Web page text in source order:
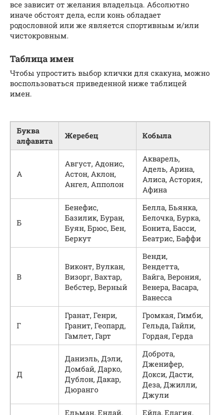
все зависит от желания владельца. Абсолютно
иначе обстоят дела, если конь обладает
родословной или же является спортивным и/или
чистокровным.
Таблица имен
Чтобы упростить выбор клички для скакуна, можно
воспользоваться приведенной ниже таблицей
имен.
Буква
алфавита
Жеребец Кобыла
А
Август, Адонис,
Астон, Аклон,
Ангел, Апполон
Акварель,
Адель, Арина,
Алиса, Астория,
Афина
Б
Бенефис,
Базилик, Буран,
Буян, Брюс, Бен,
Беркут
Белла, Бьянка,
Белочка, Бурка,
Бонита, Басси,
Беатрис, Баффи
В
Виконт, Вулкан,
Визорг, Вахтар,
Вебстер, Верный
Венди,
Вендетта,
Вайга, Верония,
Венера, Васара,
Ванесса
Г
Гранат, Генри,
Гранит, Геопард,
Гамлет, Гарт
Громкая, Гимби,
Гельда, Гайли,
Гордая, Герда
Д
Даниэль, Дэли,
Домбай, Дарко,
Дублон, Дакар,
Дюранго
Доброта,
Дженифер,
Докси, Дасти,
Деза, Джилли,
Джули
Ельман, Ендай,
Ейла, Елагия,